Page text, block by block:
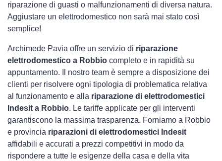
riparazione di guasti o malfunzionamenti di diversa natura.
Aggiustare un elettrodomestico non sarà mai stato così
semplice!
Archimede Pavia offre un servizio di riparazione
elettrodomestico a Robbio completo e in rapidità su
appuntamento. Il nostro team è sempre a disposizione dei
clienti per risolvere ogni tipologia di problematica relativa
al funzionamento e alla riparazione di elettrodomestici
Indesit a Robbio. Le tariffe applicate per gli interventi
garantiscono la massima trasparenza. Forniamo a Robbio
e provincia riparazioni di elettrodomestici Indesit
affidabili e accurati a prezzi competitivi in modo da
rispondere a tutte le esigenze della casa e della vita